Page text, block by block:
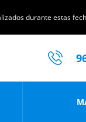
durante estas